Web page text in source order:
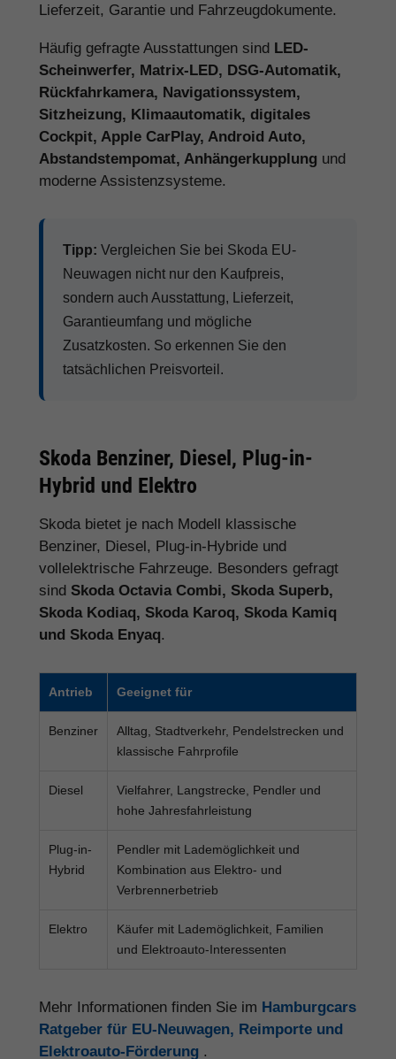
Lieferzeit, Garantie und Fahrzeugdokumente.
Häufig gefragte Ausstattungen sind LED-
Scheinwerfer, Matrix-LED, DSG-Automatik,
Rückfahrkamera, Navigationssystem,
Sitzheizung, Klimaautomatik, digitales
Cockpit, Apple CarPlay, Android Auto,
Abstandstempomat, Anhängerkupplung und
moderne Assistenzsysteme.
Tipp: Vergleichen Sie bei Skoda EU-
Neuwagen nicht nur den Kaufpreis,
sondern auch Ausstattung, Lieferzeit,
Garantieumfang und mögliche
Zusatzkosten. So erkennen Sie den
tatsächlichen Preisvorteil.
Skoda Benziner, Diesel, Plug-in-
Hybrid und Elektro
Skoda bietet je nach Modell klassische
Benziner, Diesel, Plug-in-Hybride und
vollelektrische Fahrzeuge. Besonders gefragt
sind Skoda Octavia Combi, Skoda Superb,
Skoda Kodiaq, Skoda Karoq, Skoda Kamiq
und Skoda Enyaq.
Antrieb Geeignet für
Benziner
Alltag, Stadtverkehr, Pendelstrecken und
klassische Fahrprofile
Diesel
Vielfahrer, Langstrecke, Pendler und
hohe Jahresfahrleistung
Plug-in-
Hybrid
Pendler mit Lademöglichkeit und
Kombination aus Elektro- und
Verbrennerbetrieb
Elektro
Käufer mit Lademöglichkeit, Familien
und Elektroauto-Interessenten
Mehr Informationen finden Sie im Hamburgcars
Ratgeber für EU-Neuwagen, Reimporte und
Elektroauto-Förderung .